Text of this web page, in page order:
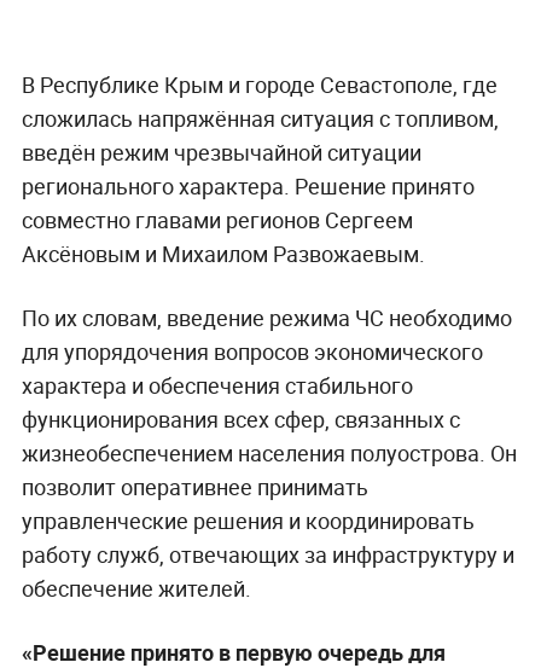
В Республике Крым и городе Севастополе, где
сложилась напряжённая ситуация с топливом,
введён режим чрезвычайной ситуации
регионального характера. Решение принято
совместно главами регионов Сергеем
Аксёновым и Михаилом Развожаевым.
По их словам, введение режима ЧС необходимо
для упорядочения вопросов экономического
характера и обеспечения стабильного
функционирования всех сфер, связанных с
жизнеобеспечением населения полуострова. Он
позволит оперативнее принимать
управленческие решения и координировать
работу служб, отвечающих за инфраструктуру и
обеспечение жителей.
«Решение принято в первую очередь для